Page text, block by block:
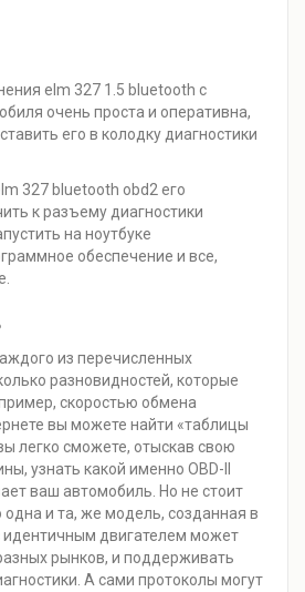
elm 327 1.5 bluetooth с
очень проста и оперативна,
его в колодку диагностики
327 bluetooth obd2 его
к разъему диагностики
на ноутбуке
обеспечение и все,
из перечисленных
разновидностей, которые
скоростью обмена
вы можете найти «таблицы
легко сможете, отыскав свою
узнать какой именно OBD-II
ваш автомобиль. Но не стоит
одна и та, же модель, созданная в
идентичным двигателем может
рынков, и поддерживать
А сами протоколы могут